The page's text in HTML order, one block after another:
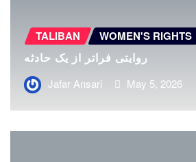
TALIBAN WOMEN'S RIGHTS
روایتی فراتر از یک حادثه
Jafar Ansari May 5, 2026